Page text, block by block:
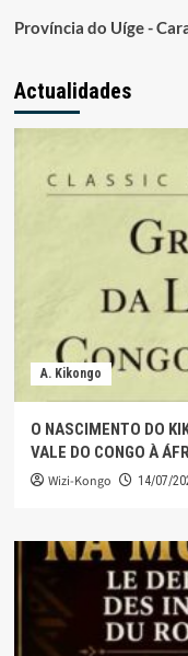
Província do Uíge -
Actualidades
A. Kikongo
O NASCIMENTO DO
VALE DO CONGO À
Wizi-Kongo 14/07/